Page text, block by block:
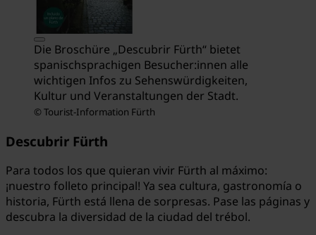
Die Broschüre „Descubrir Fürth“ bietet
spanischsprachigen Besucher:innen alle
wichtigen Infos zu Sehenswürdigkeiten,
Kultur und Veranstaltungen der Stadt.
© Tourist-Information Fürth
Descubrir Fürth
Para todos los que quieran vivir Fürth al máximo:
¡nuestro folleto principal! Ya sea cultura, gastronomía o
historia, Fürth está llena de sorpresas. Pase las páginas y
descubra la diversidad de la ciudad del trébol.